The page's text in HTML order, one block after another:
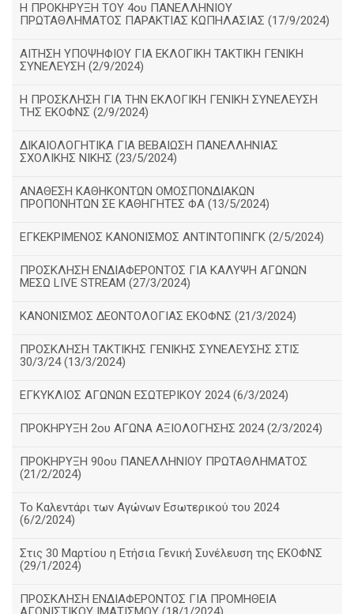
Η ΠΡΟΚΗΡΥΞΗ ΤΟΥ 4ου ΠΑΝΕΛΛΗΝΙΟΥ
ΠΡΩΤΑΘΛΗΜΑΤΟΣ ΠΑΡΑΚΤΙΑΣ ΚΩΠΗΛΑΣΙΑΣ (17/9/2024)
ΑΙΤΗΣΗ ΥΠΟΨΗΦΙΟΥ ΓΙΑ ΕΚΛΟΓΙΚΗ ΤΑΚΤΙΚΗ ΓΕΝΙΚΗ
ΣΥΝΕΛΕΥΣΗ (2/9/2024)
Η ΠΡΟΣΚΛΗΣΗ ΓΙΑ ΤΗΝ ΕΚΛΟΓΙΚΗ ΓΕΝΙΚΗ ΣΥΝΕΛΕΥΣΗ
ΤΗΣ ΕΚΟΦΝΣ (2/9/2024)
ΔΙΚΑΙΟΛΟΓΗΤΙΚΑ ΓΙΑ ΒΕΒΑΙΩΣΗ ΠΑΝΕΛΛΗΝΙΑΣ
ΣΧΟΛΙΚΗΣ ΝΙΚΗΣ (23/5/2024)
ΑΝΑΘΕΣΗ ΚΑΘΗΚΟΝΤΩΝ ΟΜΟΣΠΟΝΔΙΑΚΩΝ
ΠΡΟΠΟΝΗΤΩΝ ΣΕ ΚΑΘΗΓΗΤΕΣ ΦΑ (13/5/2024)
ΕΓΚΕΚΡΙΜΕΝΟΣ ΚΑΝΟΝΙΣΜΟΣ ΑΝΤΙΝΤΟΠΙΝΓΚ (2/5/2024)
ΠΡΟΣΚΛΗΣΗ ΕΝΔΙΑΦΕΡΟΝΤΟΣ ΓΙΑ ΚΑΛΥΨΗ ΑΓΩΝΩΝ
ΜΕΣΩ LIVE STREAM (27/3/2024)
ΚΑΝΟΝΙΣΜΟΣ ΔΕΟΝΤΟΛΟΓΙΑΣ ΕΚΟΦΝΣ (21/3/2024)
ΠΡΟΣΚΛΗΣΗ ΤΑΚΤΙΚΗΣ ΓΕΝΙΚΗΣ ΣΥΝΕΛΕΥΣΗΣ ΣΤΙΣ
30/3/24 (13/3/2024)
ΕΓΚΥΚΛΙΟΣ ΑΓΩΝΩΝ ΕΣΩΤΕΡΙΚΟΥ 2024 (6/3/2024)
ΠΡΟΚΗΡΥΞΗ 2ου ΑΓΩΝΑ ΑΞΙΟΛΟΓΗΣΗΣ 2024 (2/3/2024)
ΠΡΟΚΗΡΥΞΗ 90ου ΠΑΝΕΛΛΗΝΙΟΥ ΠΡΩΤΑΘΛΗΜΑΤΟΣ
(21/2/2024)
Το Καλεντάρι των Αγώνων Εσωτερικού του 2024
(6/2/2024)
Στις 30 Μαρτίου η Ετήσια Γενική Συνέλευση της ΕΚΟΦΝΣ
(29/1/2024)
ΠΡΟΣΚΛΗΣΗ ΕΝΔΙΑΦΕΡΟΝΤΟΣ ΓΙΑ ΠΡΟΜΗΘΕΙΑ